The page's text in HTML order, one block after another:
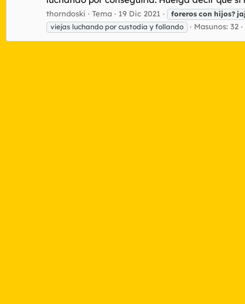
thorndoski Tema 19 Dic 2021 foreros con hijos?
viejas luchando por custodia y follando
Masunos: 32